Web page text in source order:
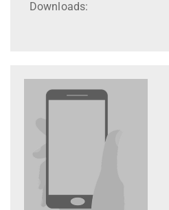
Downloads: